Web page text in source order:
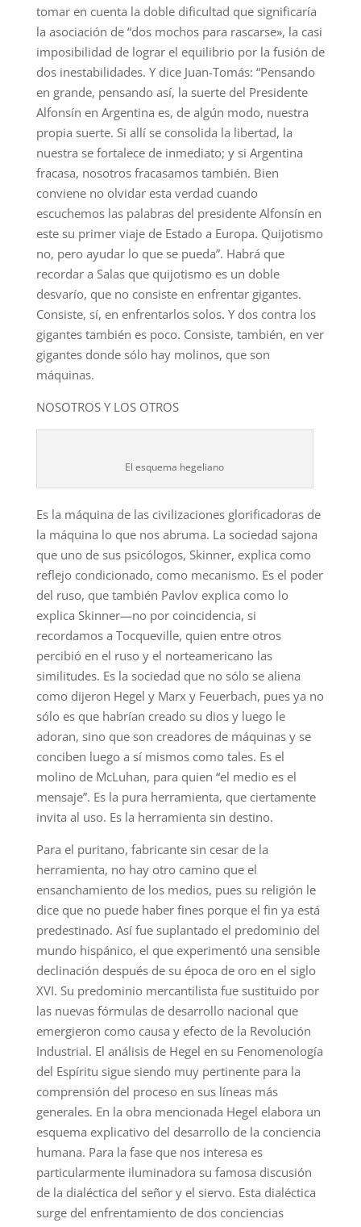
tomar en cuenta la doble dificultad que significaría
la asociación de “dos mochos para rascarse», la casi
imposibilidad de lograr el equilibrio por la fusión de
dos inestabilidades. Y dice Juan-Tomás: “Pensando
en grande, pensando así, la suerte del Presidente
Alfonsín en Argentina es, de algún modo, nuestra
propia suerte. Si allí se consolida la libertad, la
nuestra se fortalece de inmediato; y si Argentina
fracasa, nosotros fracasamos también. Bien
conviene no olvidar esta verdad cuando
escuchemos las palabras del presidente Alfonsín en
este su primer viaje de Estado a Europa. Quijotismo
no, pero ayudar lo que se pueda”. Habrá que
recordar a Salas que quijotismo es un doble
desvarío, que no consiste en enfrentar gigantes.
Consiste, sí, en enfrentarlos solos. Y dos contra los
gigantes también es poco. Consiste, también, en ver
gigantes donde sólo hay molinos, que son
máquinas.
NOSOTROS Y LOS OTROS
El esquema hegeliano
Es la máquina de las civilizaciones glorificadoras de
la máquina lo que nos abruma. La sociedad sajona
que uno de sus psicólogos, Skinner, explica como
reflejo condicionado, como mecanismo. Es el poder
del ruso, que también Pavlov explica como lo
explica Skinner—no por coincidencia, si
recordamos a Tocqueville, quien entre otros
percibió en el ruso y el norteamericano las
similitudes. Es la sociedad que no sólo se aliena
como dijeron Hegel y Marx y Feuerbach, pues ya no
sólo es que habrían creado su dios y luego le
adoran, sino que son creadores de máquinas y se
conciben luego a sí mismos como tales. Es el
molino de McLuhan, para quien “el medio es el
mensaje”. Es la pura herramienta, que ciertamente
invita al uso. Es la herramienta sin destino.
Para el puritano, fabricante sin cesar de la
herramienta, no hay otro camino que el
ensanchamiento de los medios, pues su religión le
dice que no puede haber fines porque el fin ya está
predestinado. Así fue suplantado el predominio del
mundo hispánico, el que experimentó una sensible
declinación después de su época de oro en el siglo
XVI. Su predominio mercantilista fue sustituido por
las nuevas fórmulas de desarrollo nacional que
emergieron como causa y efecto de la Revolución
Industrial. El análisis de Hegel en su Fenomenología
del Espíritu sigue siendo muy pertinente para la
comprensión del proceso en sus líneas más
generales. En la obra mencionada Hegel elabora un
esquema explicativo del desarrollo de la conciencia
humana. Para la fase que nos interesa es
particularmente iluminadora su famosa discusión
de la dialéctica del señor y el siervo. Esta dialéctica
surge del enfrentamiento de dos conciencias